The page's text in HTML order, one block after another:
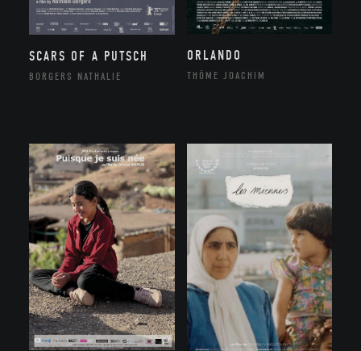
SCARS OF A PUTSCH
BORGERS NATHALIE
ORLANDO
THÔME JOACHIM